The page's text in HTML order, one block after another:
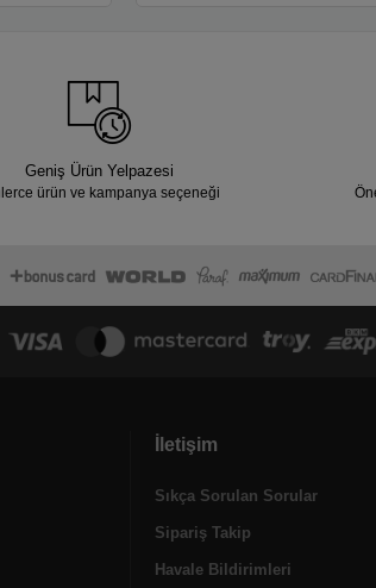
Geniş Ürün Yelpazesi
ürün ve kampanya seçeneği
İletişim
Sıkça Sorulan Sorular
Sipariş Takip
Havale Bildirimleri